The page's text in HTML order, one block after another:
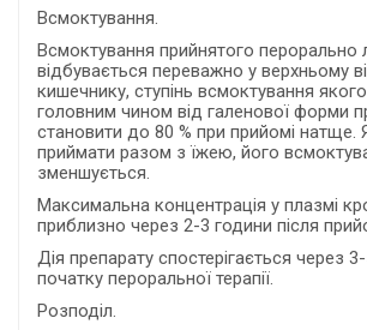
Всмоктування.
Всмоктування прийнятого перорально
відбувається переважно у верхньому
кишечнику, ступінь всмоктування
головним чином від галенової форми
становити до 80 % при прийомі
приймати разом з їжею, його
зменшується.
Максимальна концентрація у плазмі
приблизно через 2-3 години після
Дія препарату спостерігається через 3-
початку пероральної терапії.
Розподіл.